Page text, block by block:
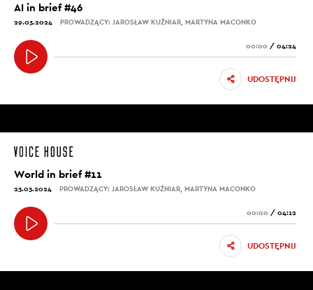
AI in brief #46
29.03.2024 PROWADZĄCY: JAROSŁAW KUŹNIAR, MARTYNA MACONKO
00:00 / 04:24
UDOSTĘPNIJ
World in brief #11
23.03.2024 PROWADZĄCY: JAROSŁAW KUŹNIAR, MARTYNA MACONKO
00:00 / 04:12
UDOSTĘPNIJ